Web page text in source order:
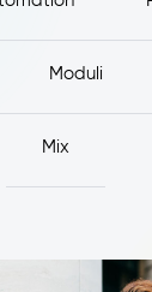
Moduli
Mix